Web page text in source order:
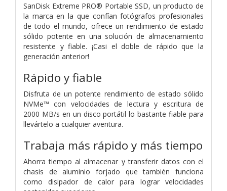
SanDisk Extreme PRO® Portable SSD, un producto de
la marca en la que confían fotógrafos profesionales
de todo el mundo, ofrece un rendimiento de estado
sólido potente en una solución de almacenamiento
resistente y fiable. ¡Casi el doble de rápido que la
generación anterior!
Rápido y fiable
Disfruta de un potente rendimiento de estado sólido
NVMe™ con velocidades de lectura y escritura de
2000 MB/s en un disco portátil lo bastante fiable para
llevártelo a cualquier aventura.
Trabaja más rápido y más tiempo
Ahorra tiempo al almacenar y transferir datos con el
chasis de aluminio forjado que también funciona
como disipador de calor para lograr velocidades